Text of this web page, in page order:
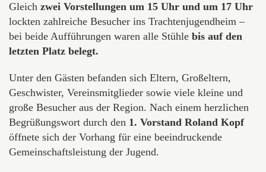
Gleich zwei Vorstellungen um 15 Uhr und um 17 Uhr
lockten zahlreiche Besucher ins Trachtenjugendheim –
bei beide Aufführungen waren alle Stühle bis auf den
letzten Platz belegt.
Unter den Gästen befanden sich Eltern, Großeltern,
Geschwister, Vereinsmitglieder sowie viele kleine und
große Besucher aus der Region. Nach einem herzlichen
Begrüßungswort durch den 1. Vorstand Roland Kopf
öffnete sich der Vorhang für eine beeindruckende
Gemeinschaftsleistung der Jugend.